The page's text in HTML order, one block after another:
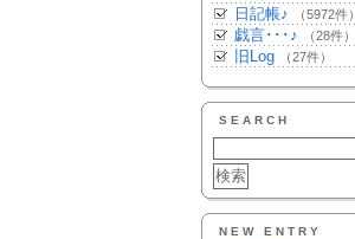
日記帳♪ （5972件）
戯言･･･♪ （28件）
旧Log （27件）
SEARCH
NEW ENTRY